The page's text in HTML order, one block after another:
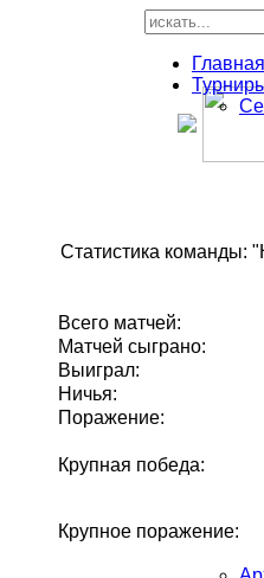
Главная
Статистика команды:
Всего матчей:
Матчей сыграно:
Выиграл:
Ничья:
Поражение:
Крупная победа:
Крупное поражение: